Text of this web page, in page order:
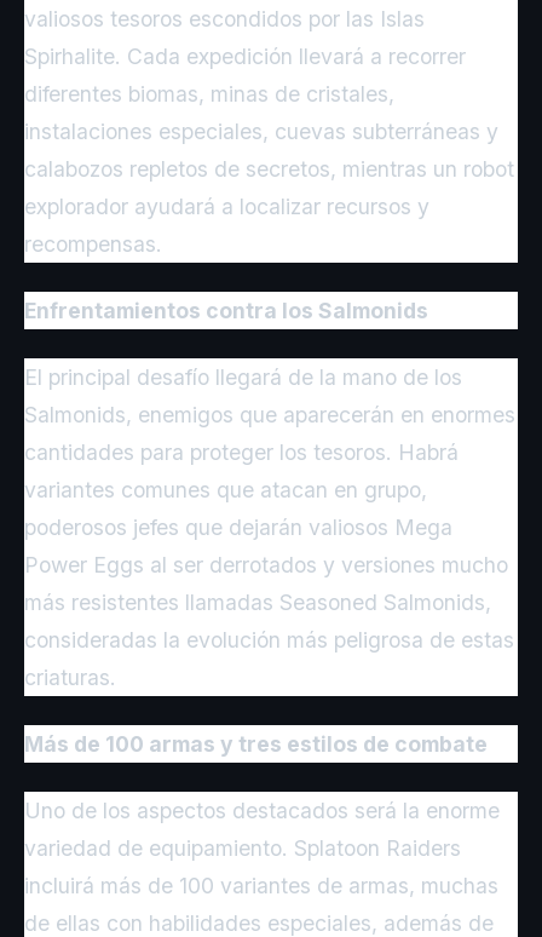
valiosos tesoros escondidos por las Islas
Spirhalite. Cada expedición llevará a recorrer
diferentes biomas, minas de cristales,
instalaciones especiales, cuevas subterráneas y
calabozos repletos de secretos, mientras un robot
explorador ayudará a localizar recursos y
recompensas.
Enfrentamientos contra los Salmonids
El principal desafío llegará de la mano de los
Salmonids, enemigos que aparecerán en enormes
cantidades para proteger los tesoros. Habrá
variantes comunes que atacan en grupo,
poderosos jefes que dejarán valiosos Mega
Power Eggs al ser derrotados y versiones mucho
más resistentes llamadas Seasoned Salmonids,
consideradas la evolución más peligrosa de estas
criaturas.
Más de 100 armas y tres estilos de combate
Uno de los aspectos destacados será la enorme
variedad de equipamiento. Splatoon Raiders
incluirá más de 100 variantes de armas, muchas
de ellas con habilidades especiales, además de